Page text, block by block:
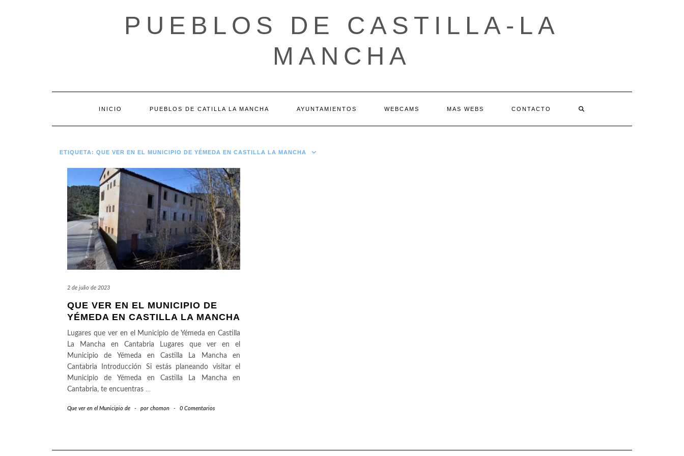
PUEBLOS DE CASTILLA-LA
MANCHA
INICIO PUEBLOS DE CATILLA LA MANCHA AYUNTAMIENTOS WEBCAMS MAS WEBS CONTACTO
ETIQUETA: QUE VER EN EL MUNICIPIO DE YÉMEDA EN CASTILLA LA MANCHA
2 de julio de 2023
QUE VER EN EL MUNICIPIO DE
YÉMEDA EN CASTILLA LA MANCHA
Lugares que ver en el Municipio de Yémeda en Castilla
La Mancha en Cantabria Lugares que ver en el
Municipio de Yémeda en Castilla La Mancha en
Cantabria Introducción Si estás planeando visitar el
Municipio de Yémeda en Castilla La Mancha en
Cantabria, te encuentras …
Que ver en el Municipio de - por chomon - 0 Comentarios